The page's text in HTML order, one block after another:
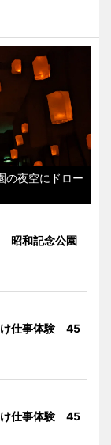
夜空にドロー
昭和記念公園
け仕事体験 45
け仕事体験 45